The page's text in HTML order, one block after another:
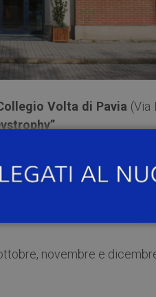
Volta di Pavia (Via
novembre e